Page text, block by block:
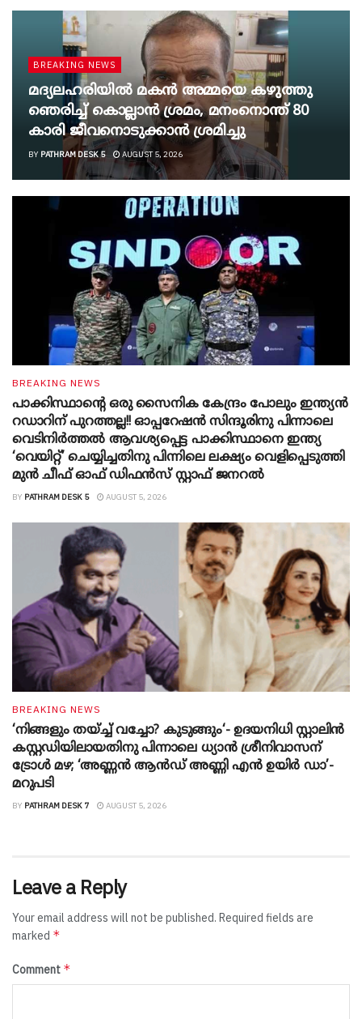
BREAKING NEWS
മദ്യലഹരിയിൽ മകൻ അമ്മയെ കഴുത്തു
ഞെരിച്ച് കൊല്ലാൻ ശ്രമം, മനംനൊന്ത് 80
കാരി ജീവനൊടുക്കാൻ ശ്രമിച്ചു
BY PATHRAM DESK 5 AUGUST 5, 2026
BREAKING NEWS
പാക്കിസ്ഥാന്റെ ഒരു സൈനിക കേന്ദ്രം പോലും ഇന്ത്യൻ
റഡാറിന് പുറത്തല്ല!! ഓപ്പറേഷൻ സിന്ദൂരിനു പിന്നാലെ
വെടിനിർത്തൽ ആവശ്യപ്പെട്ട പാക്കിസ്ഥാനെ ഇന്ത്യ
‘വെയിറ്റ്’ ചെയ്യിച്ചതിനു പിന്നിലെ ലക്ഷ്യം വെളിപ്പെടുത്തി
മുൻ ചീഫ് ഓഫ് ഡിഫൻസ് സ്റ്റാഫ് ജനറൽ
BY PATHRAM DESK 5 AUGUST 5, 2026
BREAKING NEWS
‘നിങ്ങളും തയ്ച്ച് വച്ചോ? കുടുങ്ങും‘- ഉദയനിധി സ്റ്റാലിൻ
കസ്റ്റഡിയിലായതിനു പിന്നാലെ ധ്യാൻ ശ്രീനിവാസന്
ട്രോൾ മഴ; ‘അണ്ണൻ ആൻഡ് അണ്ണി എൻ ഉയിർ ഡാ’-
മറുപടി
BY PATHRAM DESK 7 AUGUST 5, 2026
Leave a Reply
Your email address will not be published. Required fields are
marked *
Comment *